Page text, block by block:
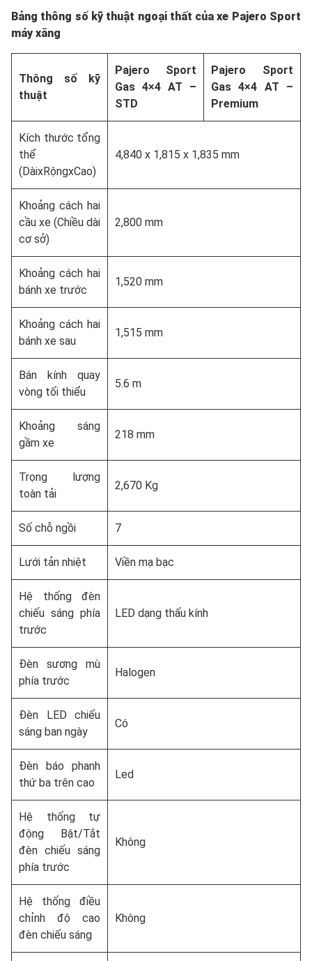
Bảng thông số kỹ thuật ngoại thất của xe Pajero Sport
máy xăng
Thông số kỹ
thuật
Pajero Sport
Gas 4×4 AT –
STD
Pajero Sport
Gas 4×4 AT –
Premium
Kích thước tổng
thể
(DàixRộngxCao)
4,840 x 1,815 x 1,835 mm
Khoảng cách hai
cầu xe (Chiều dài
cơ sở)
2,800 mm
Khoảng cách hai
bánh xe trước
1,520 mm
Khoảng cách hai
bánh xe sau
1,515 mm
Bán kính quay
vòng tối thiểu
5.6 m
Khoảng sáng
gầm xe
218 mm
Trọng lượng
toàn tải
2,670 Kg
Số chỗ ngồi 7
Lưới tản nhiệt Viền mạ bạc
Hệ thống đèn
chiếu sáng phía
trước
LED dạng thấu kính
Đèn sương mù
phía trước
Halogen
Đèn LED chiếu
sáng ban ngày
Có
Đèn báo phanh
thứ ba trên cao
Led
Hệ thống tự
động Bật/Tắt
đèn chiếu sáng
phía trước
Không
Hệ thống điều
chỉnh độ cao
đèn chiếu sáng
Không